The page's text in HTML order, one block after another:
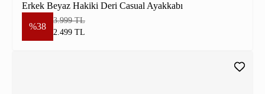
Erkek Beyaz Hakiki Deri Casual Ayakkabı
%38
3.999 TL
2.499 TL